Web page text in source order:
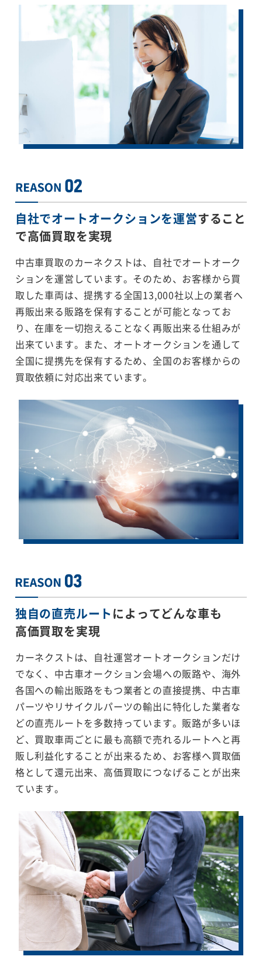
自社でオートオークションを運営すること
で高価買取を実現
中古車買取のカーネクストは、自社でオートオーク
ションを運営しています。そのため、お客様から買
取した車両は、提携する全国13,000社以上の業者へ
再販出来る販路を保有することが可能となってお
り、在庫を一切抱えることなく再販出来る仕組みが
出来ています。また、オートオークションを通して
全国に提携先を保有するため、全国のお客様からの
買取依頼に対応出来ています。
独自の直売ルートによってどんな車も
高価買取を実現
カーネクストは、自社運営オートオークションだけ
でなく、中古車オークション会場への販路や、海外
各国への輸出販路をもつ業者との直接提携、中古車
パーツやリサイクルパーツの輸出に特化した業者な
どの直売ルートを多数持っています。販路が多いほ
ど、買取車両ごとに最も高額で売れるルートへと再
販し利益化することが出来るため、お客様へ買取価
格として還元出来、高価買取につなげることが出来
ています。